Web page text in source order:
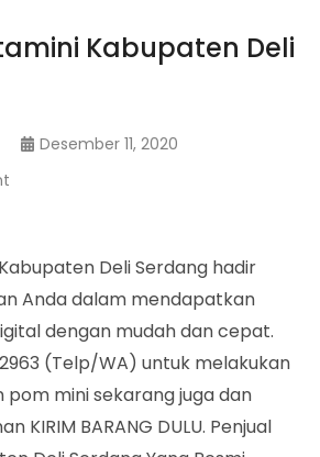
Kabupaten Deli
Desember 11, 2020
Kabupaten
Deli
Serdang
Deli Serdang hadir
Anda dalam mendapatkan
dengan mudah dan cepat.
(Telp/WA) untuk melakukan
pom mini sekarang juga dan
KIRIM BARANG DULU. Penjual